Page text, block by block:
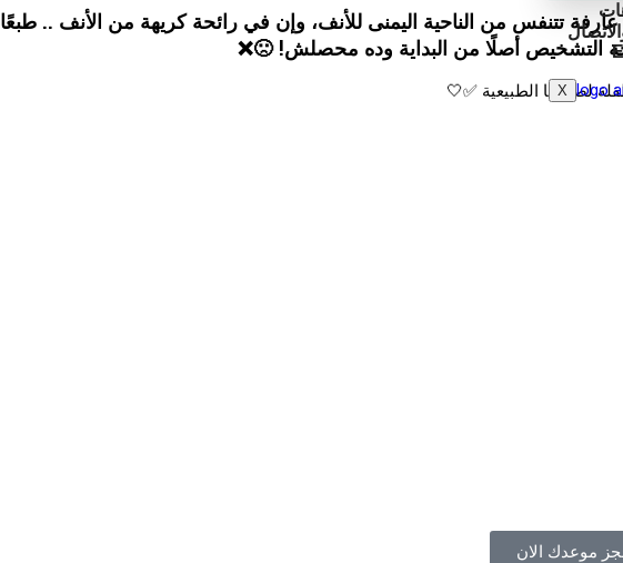
X
أن طفلتها صاحبة الأربع سنوات بقالها ٤ شهور مش عارفة تتنفس من الناحية اليمنى للأنف، وإن في رائحة كريهة من الأنف .. طبعًا
التشخيص أصلًا من البداية وده محصلش! 🙁❌
لصحتها الطبيعية ✅🤍
موعدك الان